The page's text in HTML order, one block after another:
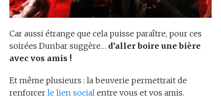
Car aussi étrange que cela puisse paraître, pour ces
soirées Dunbar suggère… d’aller boire une bière
avec vos amis !
Et même plusieurs : la beuverie permettrait de
renforcer le lien social entre vous et vos amis.